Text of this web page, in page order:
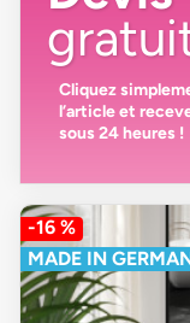
Cliquez
l’article et
sous 24 heures !
-16 %
MADE IN